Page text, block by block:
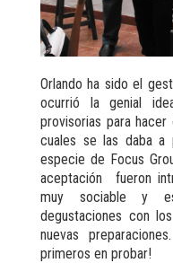
Orlando ha sido el
ocurrió la genial
provisorias para hacer
cuales se las daba a
especie de Focus
aceptación fueron
muy sociable y
degustaciones con
nuevas
primeros en probar!